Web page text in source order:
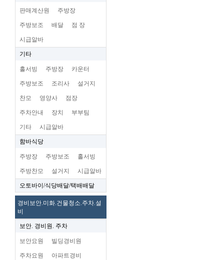
판매계산원 주방장
주방보조 배달 점 장
시급알바
기타
홀서빙 주방장 카운터
주방보조 조리사 설거지
찬모 영양사 점장
주차안내 장치 부부팀
기타 시급알바
함바식당
주방장 주방보조 홀서빙
주방찬모 설거지 시급알바
오토바이/식당배달/택배배달
경비보안.미화.건물청소.주차.설
비
보안. 경비원. 주차
보안요원 빌딩경비원
주차요원 아파트경비